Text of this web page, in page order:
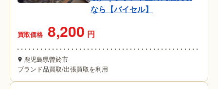
なら【バイセル】
買取価格 8,200 円
鹿児島県曽於市
ブランド品買取/出張買取を利用